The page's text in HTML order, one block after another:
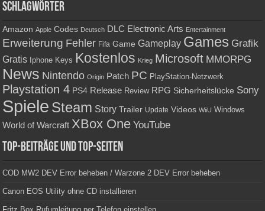
Schlagwörter
Amazon Apple Codes Deutsch DLC Electronic Arts Entertainment
Erweiterung Fehler Fifa Game Gameplay Games Grafik
Gratis Iphone Keys Kostenlos Krieg Microsoft MMORPG
News Nintendo Origin Patch PC PlayStation-Netzwerk
Playstation 4 PS4 Release Review RPG Sicherheitslücke Sony
Spiele Steam Story Trailer Update Videos WiiU Windows
World of Warcraft XBox One YouTube
Top-Beiträge und Top-Seiten
COD MW2 DEV Error beheben / Warzone 2 DEV Error beheben
Canon EOS Utility ohne CD installieren